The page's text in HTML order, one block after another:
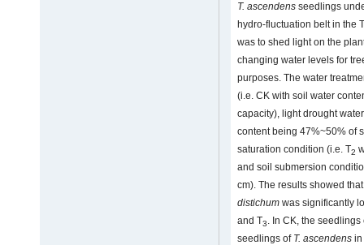
T. ascendens seedlings
hydro-fluctuation belt in the
was to shed light on the
changing water levels for
purposes. The water
(i.e. CK with soil water
capacity), light drought
content being 47%~50% of
saturation condition (i.e. T2
and soil submersion
cm). The results showed
distichum was significantly
and T3. In CK, the
seedlings of T. ascendens in